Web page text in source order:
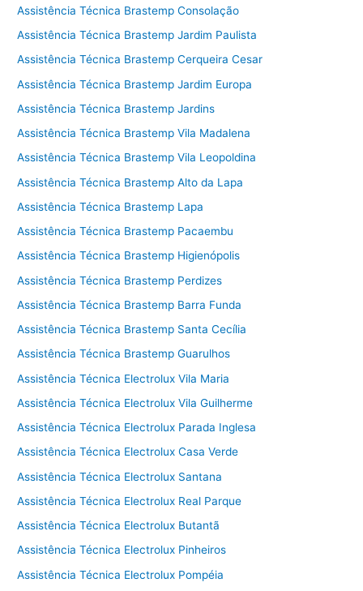
Assistência Técnica Brastemp Consolação
Assistência Técnica Brastemp Jardim Paulista
Assistência Técnica Brastemp Cerqueira Cesar
Assistência Técnica Brastemp Jardim Europa
Assistência Técnica Brastemp Jardins
Assistência Técnica Brastemp Vila Madalena
Assistência Técnica Brastemp Vila Leopoldina
Assistência Técnica Brastemp Alto da Lapa
Assistência Técnica Brastemp Lapa
Assistência Técnica Brastemp Pacaembu
Assistência Técnica Brastemp Higienópolis
Assistência Técnica Brastemp Perdizes
Assistência Técnica Brastemp Barra Funda
Assistência Técnica Brastemp Santa Cecília
Assistência Técnica Brastemp Guarulhos
Assistência Técnica Electrolux Vila Maria
Assistência Técnica Electrolux Vila Guilherme
Assistência Técnica Electrolux Parada Inglesa
Assistência Técnica Electrolux Casa Verde
Assistência Técnica Electrolux Santana
Assistência Técnica Electrolux Real Parque
Assistência Técnica Electrolux Butantã
Assistência Técnica Electrolux Pinheiros
Assistência Técnica Electrolux Pompéia